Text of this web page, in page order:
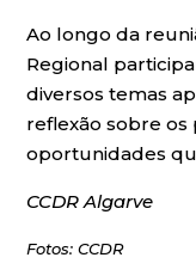
Ao longo da
Regional
diversos temas
reflexão sobre os
oportunidades
CCDR Algarve
Fotos: CCDR